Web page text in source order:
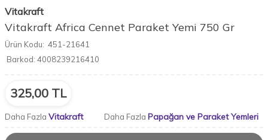
Vitakraft
Vitakraft Africa Cennet Paraket Yemi 750 Gr
Ürün Kodu: 451-21641
Barkod: 4008239216410
325,00 TL
Daha Fazla Vitakraft Daha Fazla Papağan ve Paraket Yemleri